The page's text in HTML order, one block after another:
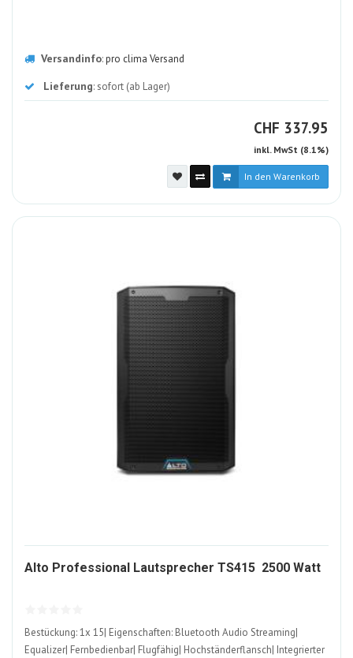
Versandinfo:pro clima Versand
Lieferung: sofort (ab Lager)
CHF CHF
337.95
inkl. MwSt (8.1%)
In den Warenkorb
Alto Professional Lautsprecher TS415  2500 Watt
Bestückung: 1x 15| Eigenschaften: Bluetooth Audio Streaming|
Equalizer| Fernbedienbar| Flugfähig| Hochständerflansch| Integrierter